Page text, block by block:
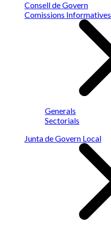
Consell de Govern
Comissions Informatives
Generals
Sectorials
Junta de Govern Local